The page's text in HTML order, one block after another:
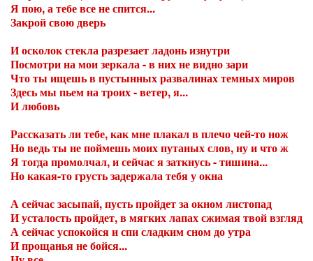
Я пою, а тебе все не спится...
Закрой свою дверь
И осколок стекла разрезает ладонь изнутри
Посмотри на мои зеркала - в них не видно зари
Что ты ищешь в пустынных развалинах темных миров
Здесь мы пьем на троих - ветер, я...
И любовь
Рассказать ли тебе, как мне плакал в плечо чей-то нож
Но ведь ты не поймешь моих путаных слов, ну и что ж
Я тогда промолчал, и сейчас я заткнусь - тишина...
Но какая-то грусть задержала тебя у окна
А сейчас засыпай, пусть пройдет за окном листопад
И усталость пройдет, в мягких лапах сжимая твой взгляд
А сейчас успокойся и спи сладким сном до утра
И прощанья не бойся...